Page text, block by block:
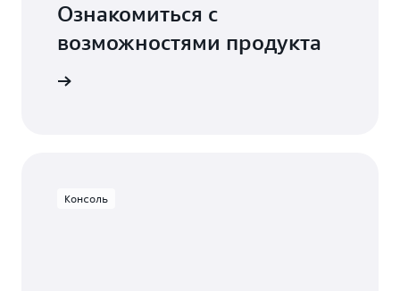
Ознакомиться с
возможностями продукта
Консоль